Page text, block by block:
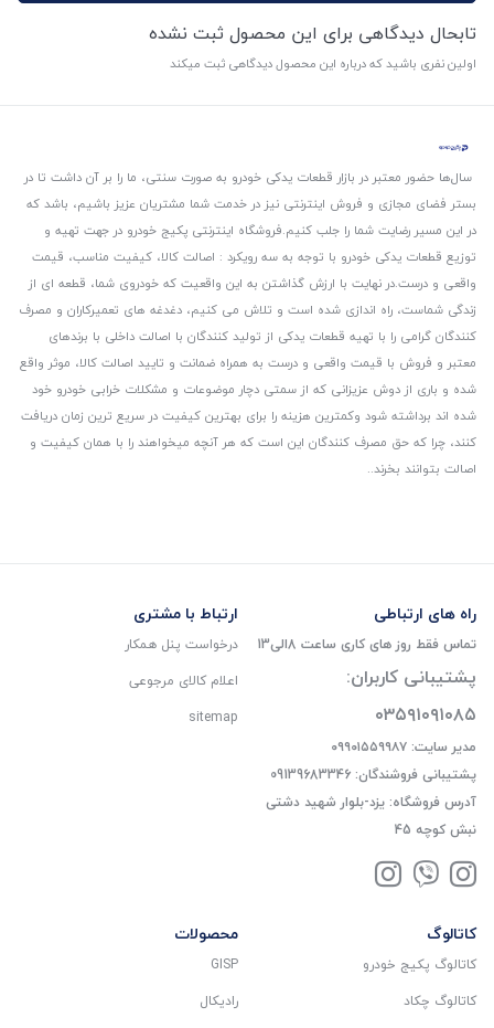
تابحال دیدگاهی برای این محصول ثبت نشده
اولین نفری باشید که درباره این محصول دیدگاهی ثبت میکند
سال‌ها حضور معتبر در بازار قطعات یدکی خودرو به صورت سنتی، ما را بر آن داشت تا در
بستر فضای مجازی و فروش اینترنتی نیز در خدمت شما مشتریان عزیز باشیم، باشد که
در این مسیر رضایت شما را جلب کنیم.فروشگاه اینترنتی پکیج خودرو در جهت تهیه و
توزیع قطعات یدکی خودرو با توجه به سه رویکرد : اصالت کالا، کیفیت مناسب، قیمت
واقعی و درست.در نهایت با ارزش گذاشتن به این واقعیت که خودروی شما، قطعه ای از
زندگی شماست، راه اندازی شده است و تلاش می کنیم، دغدغه های تعمیرکاران و مصرف
کنندگان گرامی را با تهیه قطعات یدکی از تولید کنندگان با اصالت داخلی با برندهای
معتبر و فروش با قیمت واقعی و درست به همراه ضمانت و تایید اصالت کالا، موثر واقع
شده و باری از دوش عزیزانی که از سمتی دچار موضوعات و مشکلات خرابی خودرو خود
شده اند برداشته شود و‌کمترین هزینه را برای بهترین کیفیت در سریع ترین زمان دریافت
کنند، چرا که حق مصرف کنندگان این است که هر آنچه میخواهند را با همان کیفیت و
اصالت بتوانند بخرند..
راه های ارتباطی
تماس فقط روز های کاری ساعت 8الی13
پشتیبانی کاربران:
۰۳۵۹۱۰۹۱۰۸۵
مدیر سایت: ۰۹۹۰۱۵۵۹۹۸۷
پشتیبانی فروشندگان: 09139683346
آدرس فروشگاه: یزد-بلوار شهید دشتی
نبش کوچه 45
ارتباط با مشتری
درخواست پنل همکار
اعلام کالای مرجوعی
sitemap
کاتالوگ
کاتالوگ پکیج خودرو
کاتالوگ چکاد
محصولات
GISP
رادیکال